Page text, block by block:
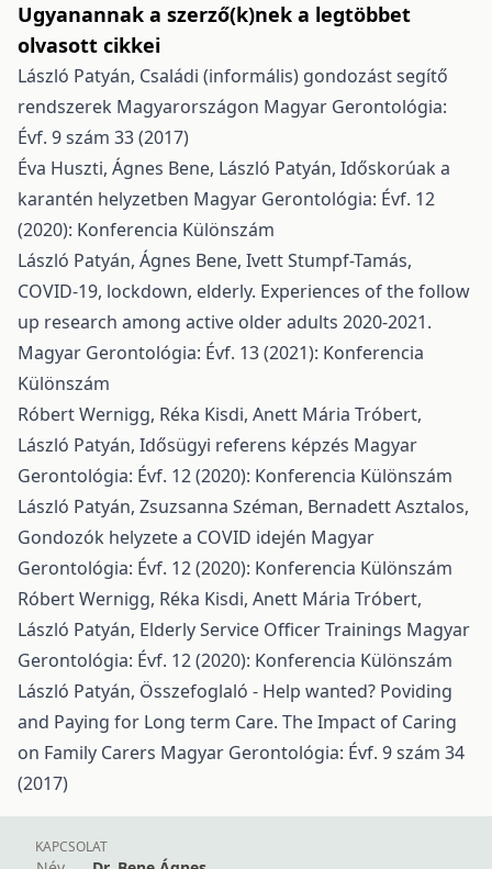
Ugyanannak a szerző(k)nek a legtöbbet
olvasott cikkei
László Patyán, Családi (informális) gondozást segítő
rendszerek Magyarországon Magyar Gerontológia:
Évf. 9 szám 33 (2017)
Éva Huszti, Ágnes Bene, László Patyán, Időskorúak a
karantén helyzetben Magyar Gerontológia: Évf. 12
(2020): Konferencia Különszám
László Patyán, Ágnes Bene, Ivett Stumpf-Tamás,
COVID-19, lockdown, elderly. Experiences of the follow
up research among active older adults 2020-2021.
Magyar Gerontológia: Évf. 13 (2021): Konferencia
Különszám
Róbert Wernigg, Réka Kisdi, Anett Mária Tróbert,
László Patyán, Idősügyi referens képzés Magyar
Gerontológia: Évf. 12 (2020): Konferencia Különszám
László Patyán, Zsuzsanna Széman, Bernadett Asztalos,
Gondozók helyzete a COVID idején Magyar
Gerontológia: Évf. 12 (2020): Konferencia Különszám
Róbert Wernigg, Réka Kisdi, Anett Mária Tróbert,
László Patyán, Elderly Service Officer Trainings Magyar
Gerontológia: Évf. 12 (2020): Konferencia Különszám
László Patyán, Összefoglaló - Help wanted? Poviding
and Paying for Long term Care. The Impact of Caring
on Family Carers Magyar Gerontológia: Évf. 9 szám 34
(2017)
KAPCSOLAT